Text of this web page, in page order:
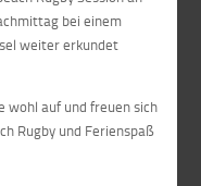
bei einem
weiter erkundet
wohl auf und freuen sich
Rugby und Ferienspaß